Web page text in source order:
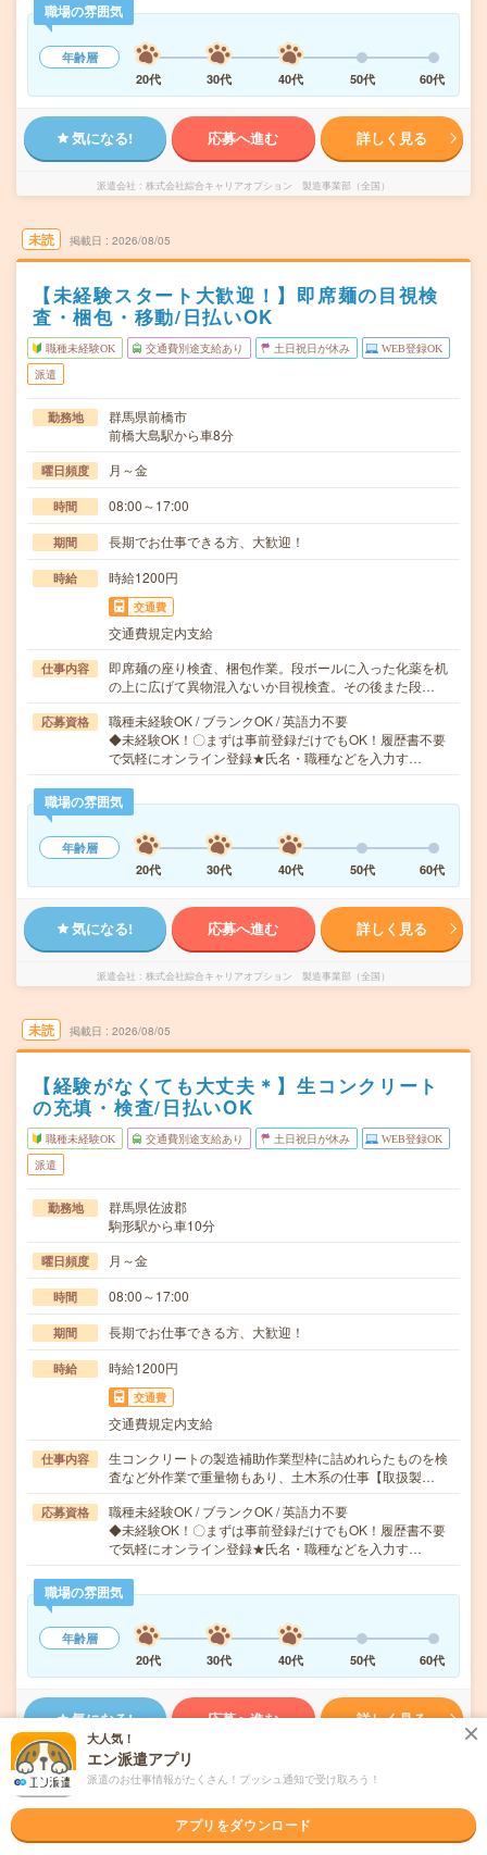
職場の雰囲気
年齢層
20代
30代 40代 50代 60代
気になる! 応募へ進む 詳しく見る
派遣会社 株式会社綜合キャリアオプション 製造事業部（全国）
未読 掲載日 2026/08/05
【未経験スタート大歓迎！】即席麺の目視検
査・梱包・移動/日払いOK
職種未経験OK 交通費別途支給あり 土日祝日が休み WEB登録OK
派遣
勤務地
群馬県前橋市
前橋大島駅から車8分
曜日頻度 月～金
時間 08:00～17:00
期間 長期でお仕事できる方、大歓迎！
時給 時給1200円
交通費
交通費規定内支給
仕事内容
即席麺の座り検査、梱包作業。段ボールに入った化薬を机
の上に広げて異物混入ないか目視検査。その後また段…
応募資格
職種未経験OK / ブランクOK / 英語力不要
◆未経験OK！〇まずは事前登録だけでもOK！履歴書不要
で気軽にオンライン登録★氏名・職種などを入力す…
職場の雰囲気
年齢層
20代
30代 40代 50代 60代
気になる! 応募へ進む 詳しく見る
派遣会社 株式会社綜合キャリアオプション 製造事業部（全国）
未読 掲載日 2026/08/05
【経験がなくても大丈夫＊】生コンクリート
の充填・検査/日払いOK
職種未経験OK 交通費別途支給あり 土日祝日が休み WEB登録OK
派遣
勤務地
群馬県佐波郡
駒形駅から車10分
曜日頻度 月～金
時間 08:00～17:00
期間 長期でお仕事できる方、大歓迎！
時給 時給1200円
交通費
交通費規定内支給
仕事内容
生コンクリートの製造補助作業型枠に詰めれらたものを検
査など外作業で重量物もあり、土木系の仕事【取扱製…
応募資格
職種未経験OK / ブランクOK / 英語力不要
◆未経験OK！〇まずは事前登録だけでもOK！履歴書不要
で気軽にオンライン登録★氏名・職種などを入力す…
職場の雰囲気
年齢層
20代
30代 40代 50代 60代
気になる! 応募へ進む 詳しく見る
派遣会社 株式会社綜合キャリアオプション 製造事業部（全国）
大人気！
エン派遣アプリ
派遣のお仕事情報がたくさん！プッシュ通知で受け取ろう！
アプリをダウンロード